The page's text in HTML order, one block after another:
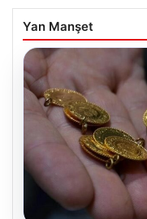
Yan Manşet